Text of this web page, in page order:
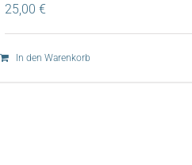
25,00 €
In den Warenkorb